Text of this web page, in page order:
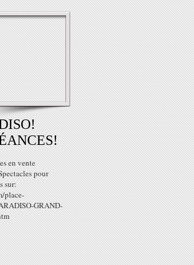
en vente
pour
sur:
place-
GRAND-